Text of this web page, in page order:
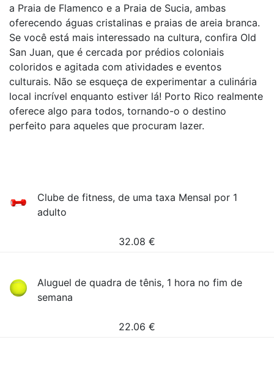
a Praia de Flamenco e a Praia de Sucia, ambas
oferecendo águas cristalinas e praias de areia branca.
Se você está mais interessado na cultura, confira Old
San Juan, que é cercada por prédios coloniais
coloridos e agitada com atividades e eventos
culturais. Não se esqueça de experimentar a culinária
local incrível enquanto estiver lá! Porto Rico realmente
oferece algo para todos, tornando-o o destino
perfeito para aqueles que procuram lazer.
Clube de fitness, de uma taxa Mensal por 1
adulto
32.08 €
Aluguel de quadra de tênis, 1 hora no fim de
semana
22.06 €